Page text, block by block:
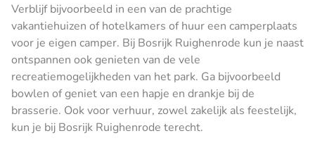
Verblijf bijvoorbeeld in een van de prachtige
vakantiehuizen of hotelkamers of huur een camperplaats
voor je eigen camper. Bij Bosrijk Ruighenrode kun je naast
ontspannen ook genieten van de vele
recreatiemogelijkheden van het park. Ga bijvoorbeeld
bowlen of geniet van een hapje en drankje bij de
brasserie. Ook voor verhuur, zowel zakelijk als feestelijk,
kun je bij Bosrijk Ruighenrode terecht.